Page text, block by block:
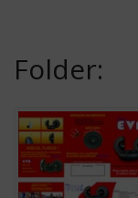
Folder: